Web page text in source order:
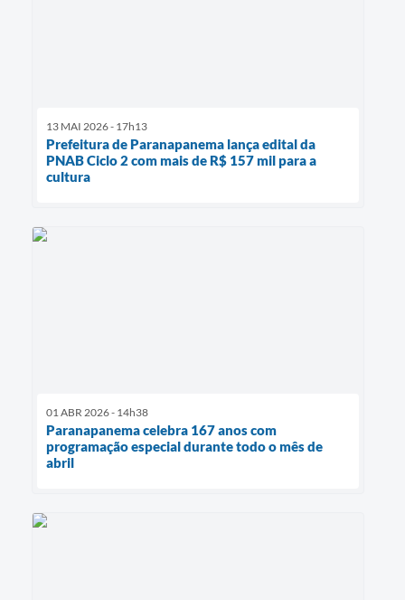
13 MAI 2026 - 17h13
Prefeitura de Paranapanema lança edital da
PNAB Ciclo 2 com mais de R$ 157 mil para a
cultura
01 ABR 2026 - 14h38
Paranapanema celebra 167 anos com
programação especial durante todo o mês de
abril